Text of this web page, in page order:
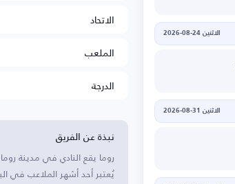
الاثنين 24-08-2026
الاثنين 31-08-2026
الاتحاد
الملعب
الدرجة
نبذة عن الفريق
روما يقع النادي في مدينة